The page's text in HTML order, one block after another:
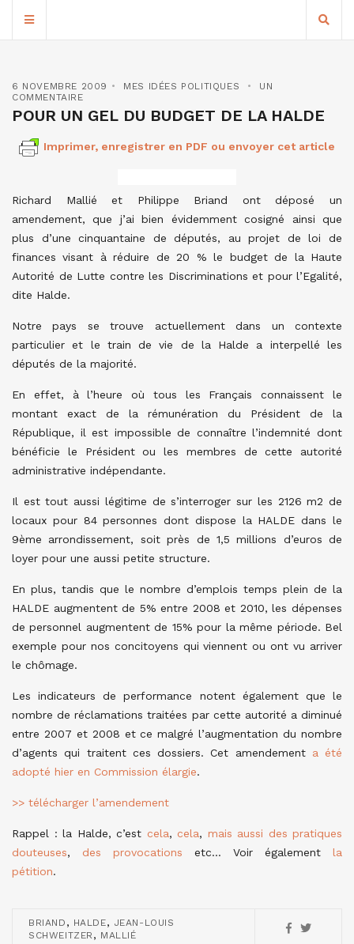
6 NOVEMBRE 2009 MES IDÉES POLITIQUES
UN
COMMENTAIRE
POUR UN GEL DU BUDGET DE LA HALDE
Imprimer, enregistrer en PDF ou envoyer cet article
Richard Mallié et Philippe Briand ont déposé un
amendement, que j’ai bien évidemment cosigné ainsi que
plus d’une cinquantaine de députés, au projet de loi de
finances visant à réduire de 20 % le budget de la Haute
Autorité de Lutte contre les Discriminations et pour l’Egalité,
dite Halde.
Notre pays se trouve actuellement dans un contexte
particulier et le train de vie de la Halde a interpellé les
députés de la majorité.
En effet, à l’heure où tous les Français connaissent le
montant exact de la rémunération du Président de la
République, il est impossible de connaître l’indemnité dont
bénéficie le Président ou les membres de cette autorité
administrative indépendante.
Il est tout aussi légitime de s’interroger sur les 2126 m2 de
locaux pour 84 personnes dont dispose la HALDE dans le
9ème arrondissement, soit près de 1,5 millions d’euros de
loyer pour une aussi petite structure.
En plus, tandis que le nombre d’emplois temps plein de la
HALDE augmentent de 5% entre 2008 et 2010, les dépenses
de personnel augmentent de 15% pour la même période. Bel
exemple pour nos concitoyens qui viennent ou ont vu arriver
le chômage.
Les indicateurs de performance notent également que le
nombre de réclamations traitées par cette autorité a diminué
entre 2007 et 2008 et ce malgré l’augmentation du nombre
d’agents qui traitent ces dossiers. Cet amendement a été
adopté hier en Commission élargie.
>> télécharger l’amendement
Rappel : la Halde, c’est cela, cela, mais aussi des pratiques
douteuses, des provocations etc… Voir également la
pétition.
BRIAND , HALDE, JEAN-LOUIS
SCHWEITZER , MALLIÉ